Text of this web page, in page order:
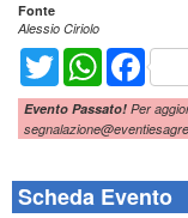
Fonte
Alessio Ciriolo
Twitter WhatsApp
Evento Passato! Per
Scheda Evento